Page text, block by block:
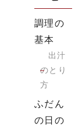
調理の
基本
出汁
のとり
方
ふだん
の日の